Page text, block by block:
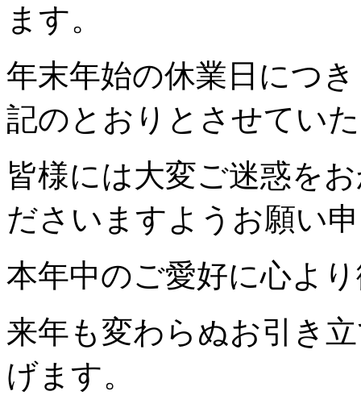
ます。
年末年始の休業日につ
記のとおりとさせてい
皆様には大変ご迷惑を
ださいますようお願い
本年中のご愛好に心よ
来年も変わらぬお引き
げます。